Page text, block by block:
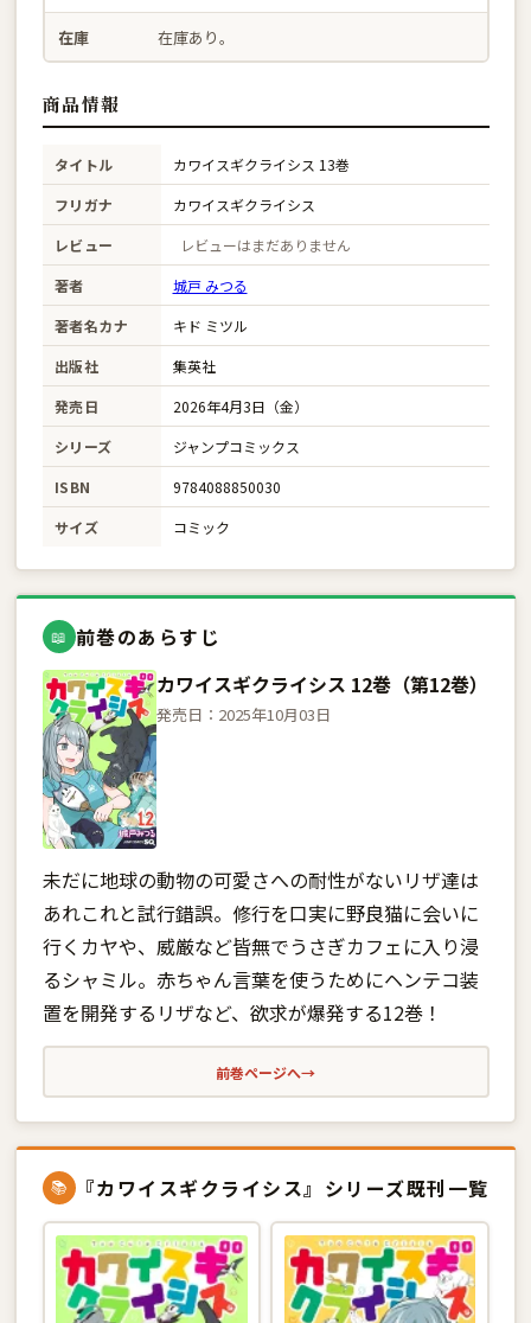
在庫 在庫あり。
商品情報
タイトル
カワイスギクライシス 13巻
フリガナ
カワイスギクライシス
レビュー
レビューはまだありません
著者
城戸 みつる
著者名カナ
キド ミツル
出版社
集英社
発売日
2026年4月3日（金）
シリーズ
ジャンプコミックス
ISBN
9784088850030
サイズ
コミック
📖 前巻のあらすじ
カワイスギクライシス 12巻（第12巻）
発売日：2025年10月03日
未だに地球の動物の可愛さへの耐性がないリザ達は
あれこれと試行錯誤。修行を口実に野良猫に会いに
行くカヤや、威厳など皆無でうさぎカフェに入り浸
るシャミル。赤ちゃん言葉を使うためにヘンテコ装
置を開発するリザなど、欲求が爆発する12巻！
前巻ページへ→
📚 『カワイスギクライシス』シリーズ既刊一覧